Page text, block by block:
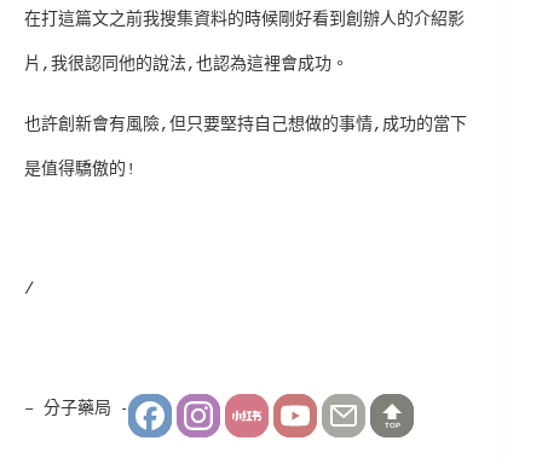
在打這篇文之前我搜集資料的時候剛好看到創辦人的介紹影
片,我很認同他的說法,也認為這裡會成功。
也許創新會有風險,但只要堅持自己想做的事情,成功的當下
是值得驕傲的!
/
– 分子藥局 –
TOP